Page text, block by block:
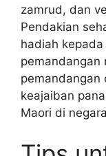
zamrud, dan
Pendakian
hadiah
pemandangan
pemandangan
keajaiban
Maori di